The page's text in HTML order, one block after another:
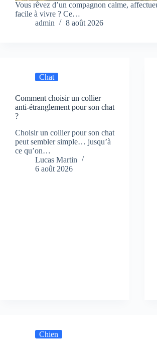
Vous rêvez d’un compagnon calme,
facile à vivre ? Ce…
admin
8 août 2026
Chat
Comment choisir un collier
anti-étranglement pour son chat
?
Choisir un collier pour son chat
peut sembler simple… jusqu’à
ce qu’on…
Lucas Martin
6 août 2026
Chien